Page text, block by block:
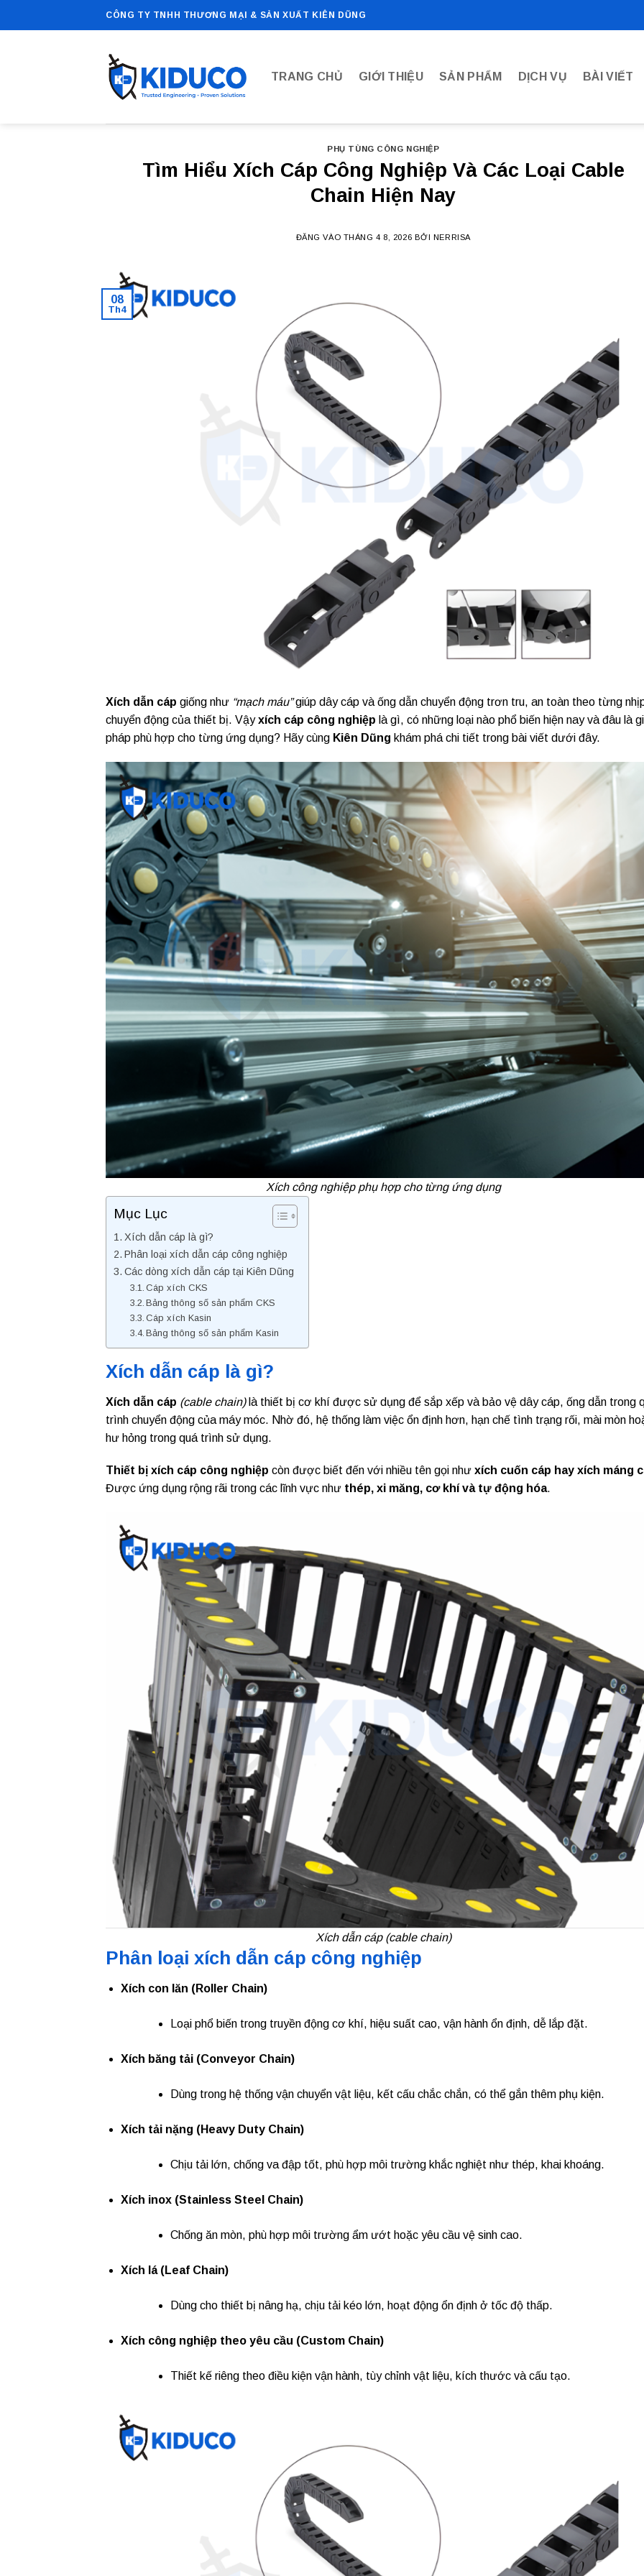
CÔNG TY TNHH THƯƠNG MẠI & SẢN XUẤT KIÊN DŨNG
TRANG CHỦ GIỚI THIỆU SẢN PHẨM DỊCH VỤ BÀI VIẾT
PHỤ TÙNG CÔNG NGHIỆP
Tìm Hiểu Xích Cáp Công Nghiệp Và Các Loại Cable
Chain Hiện Nay
ĐĂNG VÀO THÁNG 4 8, 2026 BỞI NERRISA
08
Th4
Xích dẫn cáp giống như “mạch máu”giúp dây cáp và ống dẫn chuyển động trơn tru, an toàn theo từng
chuyển động của thiết bị. Vậyxích cáp công nghiệp là gì, có những loại nào phổ biến hiện nay và đâu là
pháp phù hợp cho từng ứng dụng? Hãy cùng Kiên Dũng khám phá chi tiết trong bài viết dưới đây.
Xích công nghiệp phụ hợp cho từng ứng dụng
Mục Lục
Xích dẫn cáp là gì?
Phân loại xích dẫn cáp công nghiệp
Các dòng xích dẫn cáp tại Kiên Dũng
Cáp xích CKS
Bảng thông số sản phẩm CKS
Cáp xích Kasin
Bảng thông số sản phẩm Kasin
Xích dẫn cáp là gì?
Xích dẫn cáp (cable chain) là thiết bị cơ khí được sử dụng để sắp xếp và bảo vệ dây cáp, ống dẫn trong
trình chuyển động của máy móc. Nhờ đó, hệ thống làm việc ổn định hơn, hạn chế tình trạng rối, mài mòn
hư hỏng trong quá trình sử dụng.
Thiết bị xích cáp công nghiệp còn được biết đến với nhiều tên gọi như xích cuốn cáp hay xích máng
Được ứng dụng rộng rãi trong các lĩnh vực như thép, xi măng, cơ khí và tự động hóa.
Xích dẫn cáp (cable chain)
Phân loại xích dẫn cáp công nghiệp
Xích con lăn (Roller Chain)
Loại phổ biến trong truyền động cơ khí, hiệu suất cao, vận hành ổn định, dễ lắp đặt.
Xích băng tải (Conveyor Chain)
Dùng trong hệ thống vận chuyển vật liệu, kết cấu chắc chắn, có thể gắn thêm phụ kiện.
Xích tải nặng (Heavy Duty Chain)
Chịu tải lớn, chống va đập tốt, phù hợp môi trường khắc nghiệt như thép, khai khoáng.
Xích inox (Stainless Steel Chain)
Chống ăn mòn, phù hợp môi trường ẩm ướt hoặc yêu cầu vệ sinh cao.
Xích lá (Leaf Chain)
Dùng cho thiết bị nâng hạ, chịu tải kéo lớn, hoạt động ổn định ở tốc độ thấp.
Xích công nghiệp theo yêu cầu (Custom Chain)
Thiết kế riêng theo điều kiện vận hành, tùy chỉnh vật liệu, kích thước và cấu tạo.